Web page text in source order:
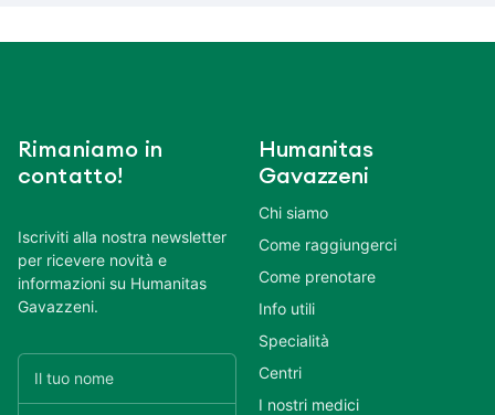
Rimaniamo in
contatto!
Iscriviti alla nostra newsletter
per ricevere novità e
informazioni su Humanitas
Gavazzeni.
Humanitas
Gavazzeni
Chi siamo
Come raggiungerci
Come prenotare
Info utili
Specialità
Centri
I nostri medici